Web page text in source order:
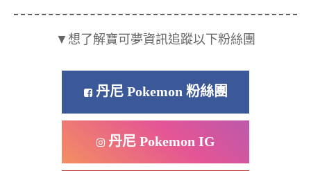
▼想了解寶可夢資訊追蹤以下粉絲團
丹尼 Pokemon 粉絲團
丹尼 Pokemon IG